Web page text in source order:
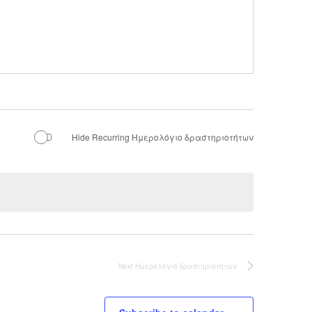
Hide Recurring Ημερολόγιο δραστηριοτήτων
Next Ημερολόγιο δραστηριοτήτων